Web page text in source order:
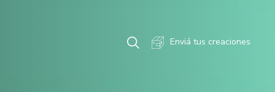
Enviá tus creaciones